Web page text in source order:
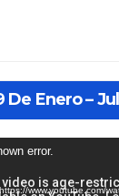
De Enero –
error.
www.youtube.com/